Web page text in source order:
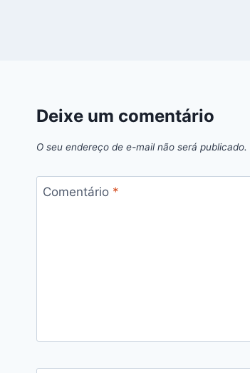
Deixe um comentário
O seu endereço de e-mail não será publicado.
Comentário *